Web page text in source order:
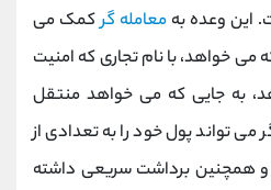
معامله گرکمک می‌
می‌ خواهد، با نام تجاری که امنیت
به جایی که می ‌خواهد منتقل
می تواند پول خود را به تعدادی از
و همچنین برداشت سریعی داشته